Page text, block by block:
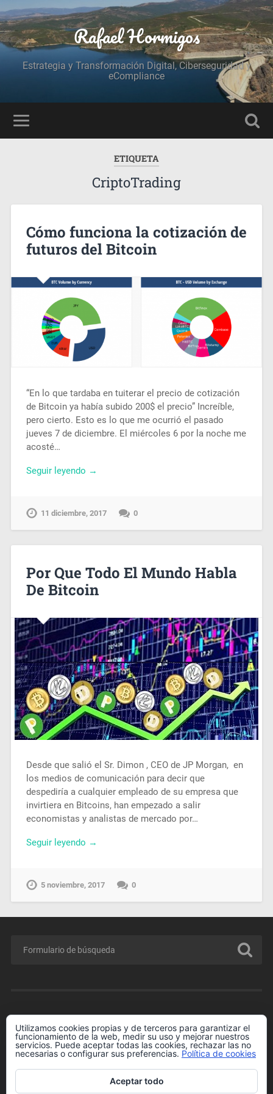
Rafael Hormigos
Estrategia y Transformación Digital, Ciberseguridad y
eCompliance
ETIQUETA
CriptoTrading
Cómo funciona la cotización de
futuros del Bitcoin
“En lo que tardaba en tuiterar el precio de cotización
de Bitcoin ya había subido 200$ el precio” Increíble,
pero cierto. Esto es lo que me ocurrió el pasado
jueves 7 de diciembre. El miércoles 6 por la noche me
acosté…
Seguir leyendo →
11 diciembre, 2017 0
Por Que Todo El Mundo Habla
De Bitcoin
Desde que salió el Sr. Dimon , CEO de JP Morgan, en
los medios de comunicación para decir que
despediría a cualquier empleado de su empresa que
invirtiera en Bitcoins, han empezado a salir
economistas y analistas de mercado por…
Seguir leyendo →
5 noviembre, 2017 0
Conferencia GRATIS para Padres y Madres.
Enlaces de Interés
Más información sobre las cookies
Utilizamos cookies propias y de terceros para garantizar el
funcionamiento de la web, medir su uso y mejorar nuestros
servicios. Puede aceptar todas las cookies, rechazar las no
necesarias o configurar sus preferencias. Política de cookies
Aceptar todo